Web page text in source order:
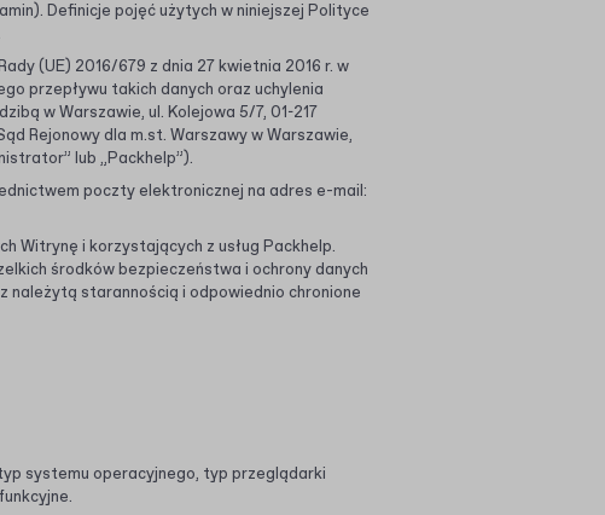
Definicje pojęć użytych w niniejszej Polityce
(UE) 2016/679 z dnia 27 kwietnia 2016 r. w
przepływu takich danych oraz uchylenia
w Warszawie, ul. Kolejowa 5/7, 01-217
Rejonowy dla m.st. Warszawy w Warszawie,
lub „Packhelp”).
poczty elektronicznej na adres e-mail:
Witrynę i korzystających z usług Packhelp.
środków bezpieczeństwa i ochrony danych
należytą starannością i odpowiednio chronione
systemu operacyjnego, typ przeglądarki